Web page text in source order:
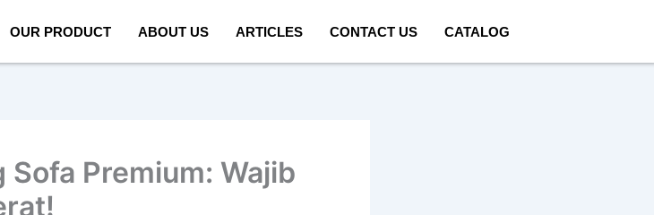
OUR PRODUCT ABOUT US ARTICLES CONTACT US CATALOG
Premium: Wajib